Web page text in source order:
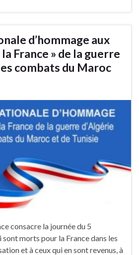
d’hommage aux
France » de la guerre
combats du Maroc
consacre la journée du 5
morts pour la France dans les
et à ceux qui en sont revenus, à